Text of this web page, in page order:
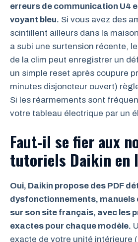
erreurs de communication U4
voyant bleu. Si vous avez des
scintillent ailleurs dans la
a subi une surtension récente,
de la clim peut enregistrer un
un simple reset après coupure
minutes disjoncteur ouvert)
Si les réarmements sont
votre tableau électrique par un
Faut-il se fier aux
tutoriels Daikin en
Oui, Daikin propose des PDF
dysfonctionnements, manuels
sur son site français, avec les
exactes pour chaque modèle.
exacte de votre unité intérieure